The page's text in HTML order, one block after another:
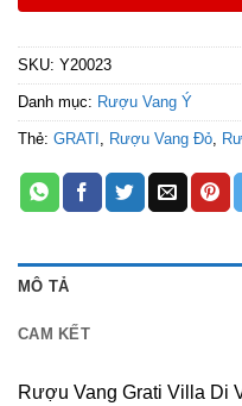
SKU: Y20023
Danh mục: Rượu Vang Ý
Thẻ: GRATI , Rượu Vang Đỏ,
MÔ TẢ
CAM KẾT
Rượu Vang Grati Villa Di